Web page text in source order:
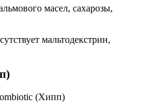
масел, сахарозы,
мальтодекстрин,